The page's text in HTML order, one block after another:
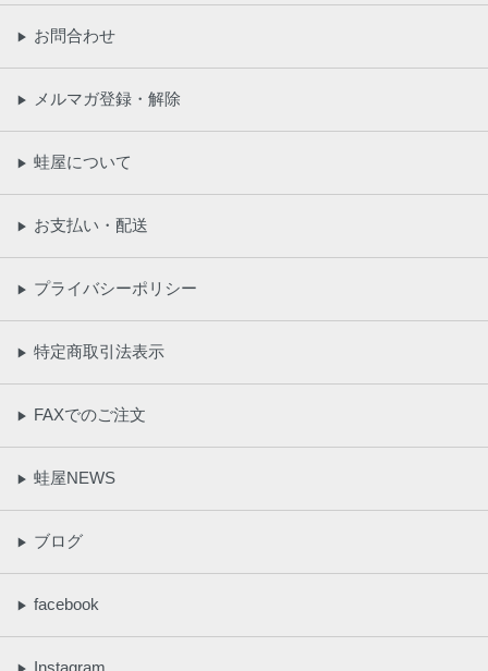
▶ お問合わせ
▶ メルマガ登録・解除
▶ 蛙屋について
▶ お支払い・配送
▶ プライバシーポリシー
▶ 特定商取引法表示
▶ FAXでのご注文
▶ 蛙屋NEWS
▶ ブログ
▶ facebook
Instagram